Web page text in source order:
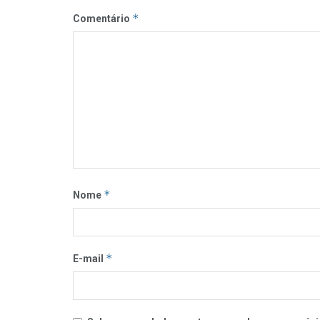
Comentário *
Nome *
E-mail *